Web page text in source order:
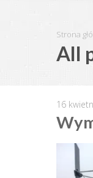
Strona
All
16